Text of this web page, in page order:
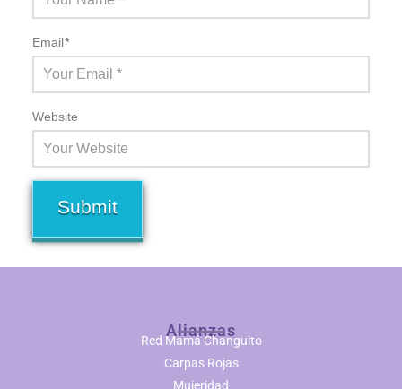
Email*
Website
Alianzas
Red Mamá Changuito
Carpas Rojas
Mujeridad